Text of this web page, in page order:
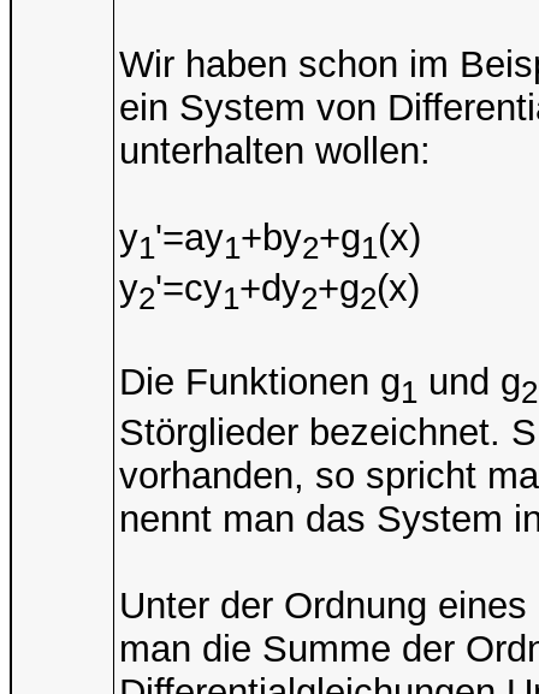
Wir haben schon im
ein System von
unterhalten wollen:
y1'=ay1+by2+g1(x)
y2'=cy1+dy2+g2(x)
Die Funktionen g1 und g2
Störglieder bezeichnet.
vorhanden, so spricht
nennt man das System
Unter der Ordnung
man die Summe der